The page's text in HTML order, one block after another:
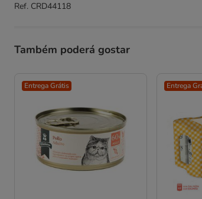
Ref. CRD44118
Também poderá gostar
Entrega Grátis Entrega